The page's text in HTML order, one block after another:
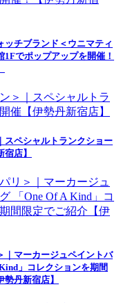
ッチブランド＜ウニマティ
1Fでポップアップを開催！
スペシャルトランクショー
店】
｜マーカージュペイントバ
」コレクションを期間
丹新宿店】